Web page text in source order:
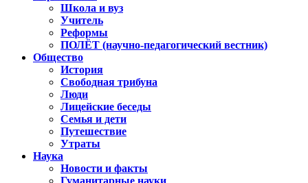
Школа и вуз
Учитель
Реформы
ПОЛЁТ (научно-педагогический вестник)
Общество
История
Свободная трибуна
Люди
Лицейские беседы
Семья и дети
Путешествие
Утраты
Наука
Новости и факты